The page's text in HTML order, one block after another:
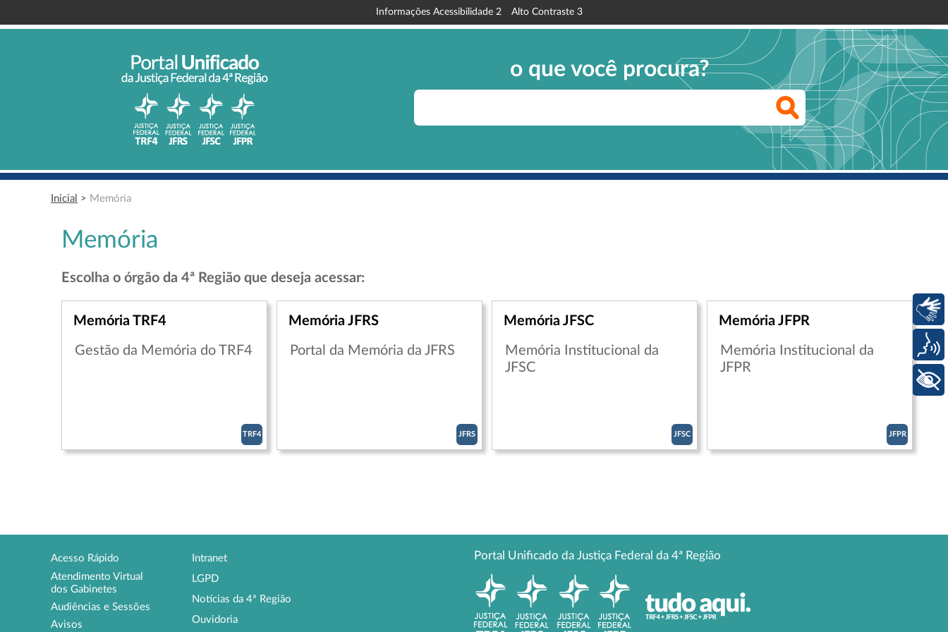
Informações Acessibilidade 2 Alto Contraste 3
o que você procura?
Inicial > Memória
Memória
Escolha o órgão da 4ª Região que deseja acessar:
Memória TRF4
Gestão da Memória do TRF4
TRF4
Memória JFRS
Portal da Memória da JFRS
JFRS
Memória JFSC
Memória Institucional da
JFSC
JFSC
Memória JFPR
Memória Institucional da
JFPR
JFPR
Acesso Rápido
Atendimento Virtual
dos Gabinetes
Audiências e Sessões
Avisos
Intranet
LGPD
Notícias da 4ª Região
Ouvidoria
Portal Unificado da Justiça Federal da 4ª Região